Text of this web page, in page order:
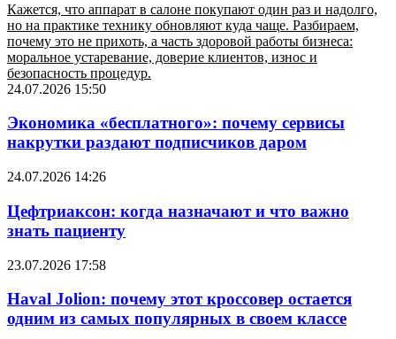
Кажется, что аппарат в салоне покупают один раз и надолго,
но на практике технику обновляют куда чаще. Разбираем,
почему это не прихоть, а часть здоровой работы бизнеса:
моральное устаревание, доверие клиентов, износ и
безопасность процедур.
24.07.2026 15:50
Экономика «бесплатного»: почему сервисы
накрутки раздают подписчиков даром
24.07.2026 14:26
Цефтриаксон: когда назначают и что важно
знать пациенту
23.07.2026 17:58
Haval Jolion: почему этот кроссовер остается
одним из самых популярных в своем классе